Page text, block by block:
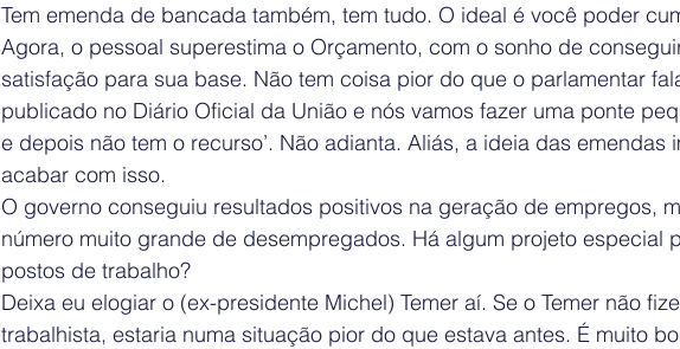
Tem emenda de bancada também, tem tudo. O ideal é você poder
Agora, o pessoal superestima o Orçamento, com o sonho de
satisfação para sua base. Não tem coisa pior do que o parlamentar
publicado no Diário Oficial da União e nós vamos fazer uma ponte
e depois não tem o recurso’. Não adianta. Aliás, a ideia das emendas
acabar com isso.
O governo conseguiu resultados positivos na geração de empregos,
número muito grande de desempregados. Há algum projeto especial
postos de trabalho?
Deixa eu elogiar o (ex-presidente Michel) Temer aí. Se o Temer não
trabalhista, estaria numa situação pior do que estava antes. É muito